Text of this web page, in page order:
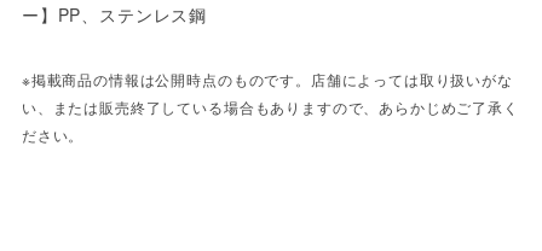
ー】PP、ステンレス鋼
※掲載商品の情報は公開時点のものです。店舗によっては取り扱いがな
い、または販売終了している場合もありますので、あらかじめご了承く
ださい。